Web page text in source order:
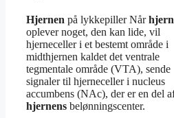
Hjernen på lykkepiller Når
oplever noget, den kan lide, vil
hjerneceller i et bestemt område i
midthjernen kaldet det ventrale
tegmentale område (VTA), sende
signaler til hjerneceller i nucleus
accumbens (NAc), der er en del
hjernens belønningscenter.